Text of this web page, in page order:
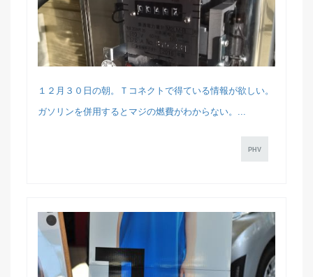
１２月３０日の朝。Ｔコネクトで得ている情報が欲しい。
ガソリンを併用するとマジの燃費がわからない。...
PHV